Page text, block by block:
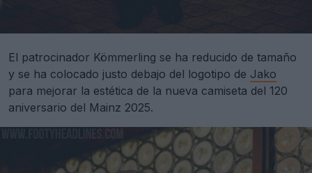
El patrocinador Kömmerling se ha reducido de tamaño
y se ha colocado justo debajo del logotipo de Jako
para mejorar la estética de la nueva camiseta del 120
aniversario del Mainz 2025.